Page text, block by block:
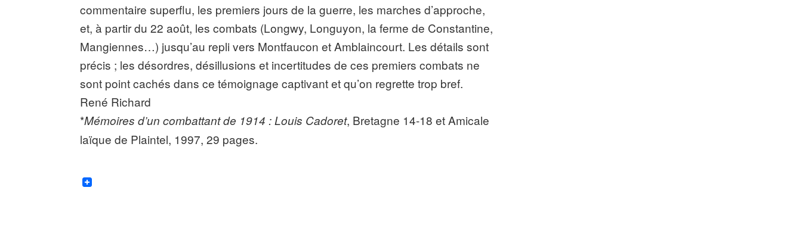
commentaire superflu, les premiers jours de la guerre, les marches d’approche,
et, à partir du 22 août, les combats (Longwy, Longuyon, la ferme de Constantine,
Mangiennes…) jusqu’au repli vers Montfaucon et Amblaincourt. Les détails sont
précis ; les désordres, désillusions et incertitudes de ces premiers combats ne
sont point cachés dans ce témoignage captivant et qu’on regrette trop bref.
René Richard
*Mémoires d’un combattant de 1914 : Louis Cadoret, Bretagne 14-18 et Amicale
laïque de Plaintel, 1997, 29 pages.